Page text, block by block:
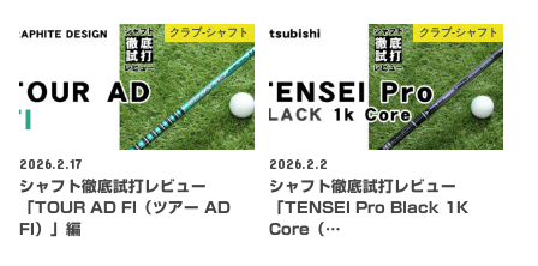
クラブ-シャフト
2026.2.17
シャフト徹底試打レビュー
「TOUR AD FI（ツアー AD
FI）」編
クラブ-シャフト
2026.2.2
シャフト徹底試打レビュー
「TENSEI Pro Black 1K
Core（…